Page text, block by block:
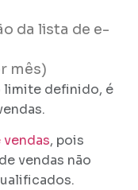
da lista de e-
mês)
limite definido, é
, pois
vendas não